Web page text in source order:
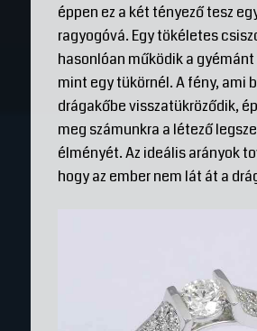
éppen ez a két tényező tesz
ragyogóvá. Egy tökéletes
hasonlóan működik a
mint egy tükörnél. A fény, ami
drágakőbe visszatükröződik,
meg számunkra a létező
élményét. Az ideális arányok
hogy az ember nem lát át a